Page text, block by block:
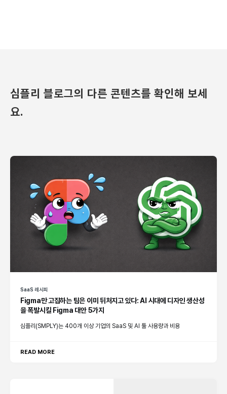
심플리 블로그의 다른 콘텐츠를 확인해 보세
요.
SaaS 레시피
Figma만 고집하는 팀은 이미 뒤처지고 있다: AI 시대에 디자인 생산성
을 폭발시킬 Figma 대안 5가지
심플리(SMPLY)는 400개 이상 기업의 SaaS 및 AI 툴 사용량과 비용
READ MORE